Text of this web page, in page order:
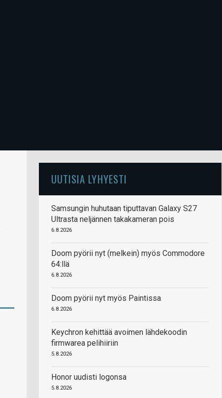
UUTISIA LYHYESTI
Samsungin huhutaan tiputtavan Galaxy S27
Ultrasta neljännen takakameran pois
6.8.2026
Doom pyörii nyt (melkein) myös Commodore
64:llä
6.8.2026
Doom pyörii nyt myös Paintissa
6.8.2026
Keychron kehittää avoimen lähdekoodin
firmwarea pelihiiriin
5.8.2026
Honor uudisti logonsa
5.8.2026